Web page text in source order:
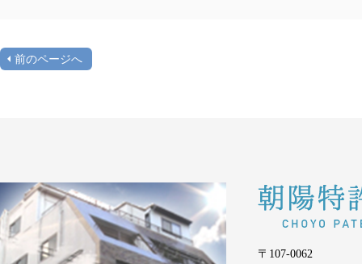
前のページへ
〒107-0062